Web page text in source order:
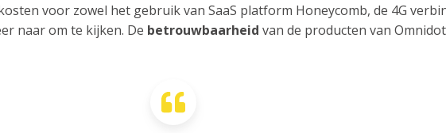
voor zowel het gebruik van SaaS platform Honeycomb, de 4G
naar om te kijken. De betrouwbaarheid van de producten van